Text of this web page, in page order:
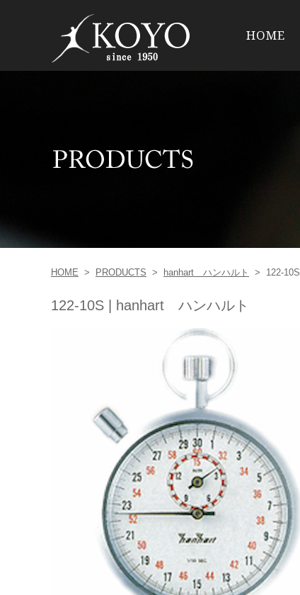
HOME
HOME > PRODUCTS > hanhart ハンハルト > 122-10S
122-10S | hanhart ハンハルト